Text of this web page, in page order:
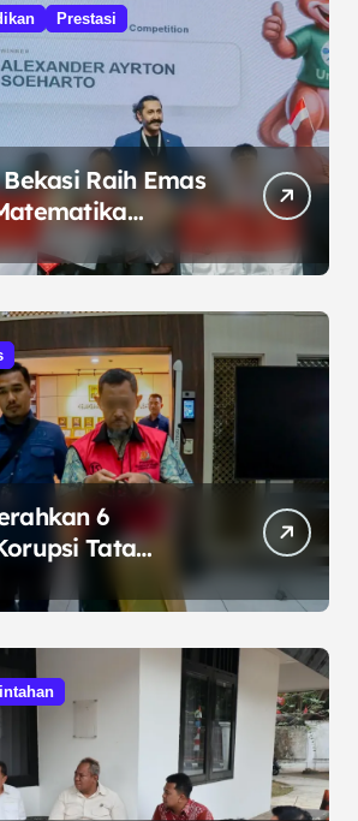
Prestasi
Raih Emas
di Malaysia
6
Tata
ke Penuntut